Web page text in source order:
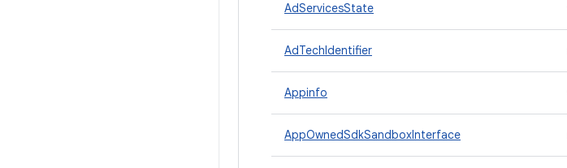
AdServicesState
AdTechIdentifier
Appinfo
AppOwnedSdkSandboxInterface